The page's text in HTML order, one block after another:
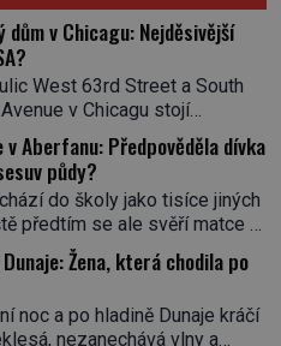
dům v Chicagu: Nejděsivější
West 63rd Street a South
v Chicagu stojí
pošta. Nemá žádný speciální
pamětní desku. A přesto prý
neradi chodí do
tady totiž sídlil sériový
Holmes a také
past na lidi
americké kriminalistiky.
Mudgett (1861–1896)
v Aberfanu: Předpověděla dívka
půdy?
do školy jako tisíce jiných
předtím se ale svěří matce s
snem. Ve škole, kterou dobře
nevidí budovu ani
Místo nich se před ní tyčí
O několik hodin později je
Žena, která chodila po
noc a po hladině Dunaje kráčí
nezanechává vlny a